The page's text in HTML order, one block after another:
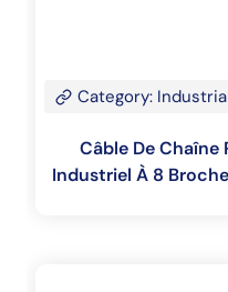
Category:
Câble De
Industriel À 8